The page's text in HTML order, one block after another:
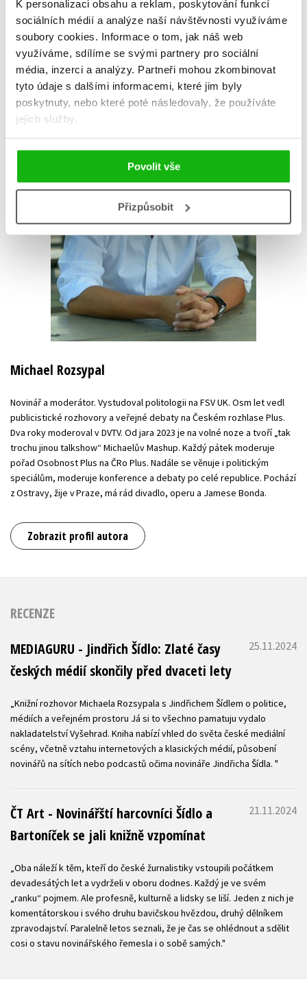
K personalizaci obsahu a reklam, poskytování funkcí
sociálních médií a analýze naší návštěvnosti využíváme
soubory cookies. Informace o tom, jak náš web
využíváme, sdílíme se svými partnery pro sociální
média, inzerci a analýzy. Partneři mohou zkombinovat
tyto údaje s dalšími informacemi, které jim byly
poskytnuty, nebo které poté následovaly, že používáte
jejich služby.
Povolit vše
Přizpůsobit
Zobrazit profil autora
Michael Rozsypal
Novinář a moderátor. Vystudoval politologii na FSV UK. Osm let vedl
publicistické rozhovory a veřejné debaty na Českém rozhlase Plus.
Dva roky moderoval v DVTV. Od jara 2023 je na volné noze a tvoří „tak
trochu jinou talkshow“ Michaelův Mashup. Každý pátek moderuje
pořad Osobnost Plus na ČRo Plus. Nadále se věnuje i politickým
speciálům, moderuje konference a debaty po celé republice. Pochází
z Ostravy, žije v Praze, má rád divadlo, operu a Jamese Bonda.
Zobrazit profil autora
RECENZE
MEDIAGURU - Jindřich Šídlo: Zlaté časy
českých médií skončily před dvaceti lety
25.11.2024
„Knižní rozhovor Michaela Rozsypala s Jindřichem Šídlem o politice,
médiích a veřejném prostoru Já si to všechno pamatuju vydalo
nakladatelství Vyšehrad. Kniha nabízí vhled do světa české mediální
scény, včetně vztahu internetových a klasických médií, působení
novinářů na sítích nebo podcastů očima novináře Jindřicha Šídla. "
ČT Art - Novinářští harcovníci Šídlo a
Bartoníček se jali knižně vzpomínat
21.11.2024
„Oba náleží k těm, kteří do české žurnalistiky vstoupili počátkem
devadesátých let a vydrželi v oboru dodnes. Každý je ve svém
„ranku“ pojmem. Ale profesně, kulturně a lidsky se liší. Jeden z nich je
komentátorskou i svého druhu bavičskou hvězdou, druhý dělníkem
zpravodajství. Paralelně letos seznali, že je čas se ohlédnout a sdělit
cosi o stavu novinářského řemesla i o sobě samých."